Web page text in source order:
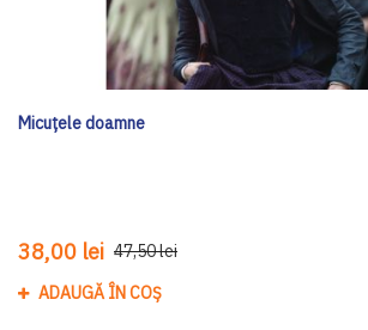
Micuțele doamne
38,00 lei 47,50 lei
ADAUGĂ ÎN COȘ